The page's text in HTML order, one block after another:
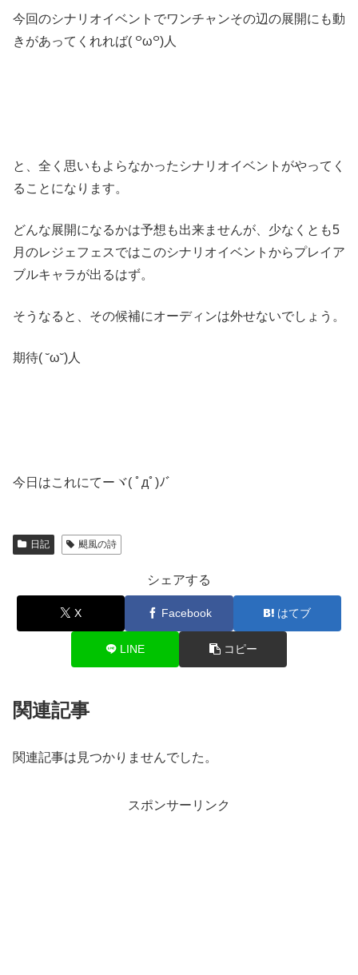
今回のシナリオイベントでワンチャンその辺の展開にも動
きがあってくれれば( ꒪ω꒪)人
と、全く思いもよらなかったシナリオイベントがやってく
ることになります。
どんな展開になるかは予想も出来ませんが、少なくとも5
月のレジェフェスではこのシナリオイベントからプレイア
ブルキャラが出るはず。
そうなると、その候補にオーディンは外せないでしょう。
期待( ˘ω˘)人
今日はこれにてーヾ( ﾟдﾟ)ﾉ゛
日記 颶風の詩
シェアする
X Facebook はてブ
LINE コピー
関連記事
関連記事は見つかりませんでした。
スポンサーリンク